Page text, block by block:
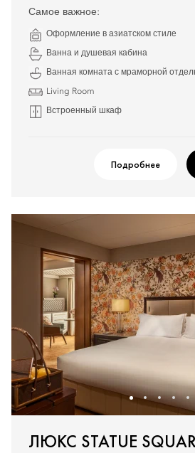
Самое важное:
Оформление в азиатском стиле
Ванна и душевая кабина
Ванная комната с мраморной
Living Room
Встроенный шкаф
Подробнее
ЛЮКС STATUE